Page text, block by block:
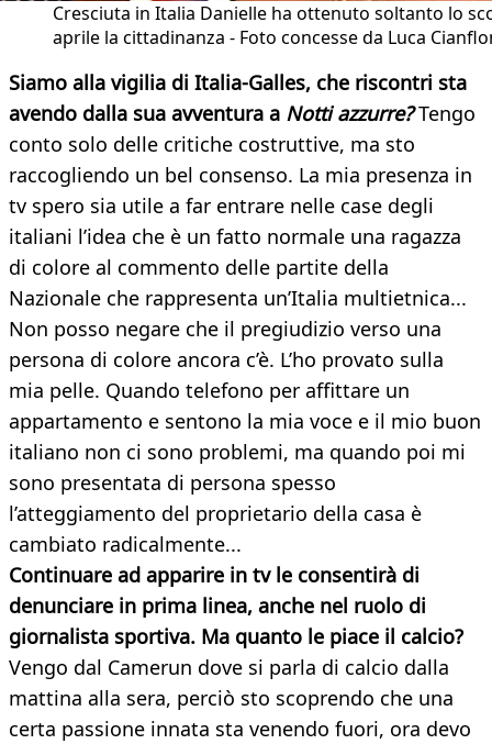
Cresciuta in Italia Danielle ha ottenuto soltanto lo
aprile la cittadinanza - Foto concesse da Luca
Siamo alla vigilia di Italia-Galles, che riscontri sta
avendo dalla sua avventura a Notti azzurre?Tengo
conto solo delle critiche costruttive, ma sto
raccogliendo un bel consenso. La mia presenza in
tv spero sia utile a far entrare nelle case degli
italiani l’idea che è un fatto normale una ragazza
di colore al commento delle partite della
Nazionale che rappresenta un’Italia multietnica...
Non posso negare che il pregiudizio verso una
persona di colore ancora c’è. L’ho provato sulla
mia pelle. Quando telefono per affittare un
appartamento e sentono la mia voce e il mio buon
italiano non ci sono problemi, ma quando poi mi
sono presentata di persona spesso
l’atteggiamento del proprietario della casa è
cambiato radicalmente...
Continuare ad apparire in tv le consentirà di
denunciare in prima linea, anche nel ruolo di
giornalista sportiva. Ma quanto le piace il calcio?
Vengo dal Camerun dove si parla di calcio dalla
mattina alla sera, perciò sto scoprendo che una
certa passione innata sta venendo fuori, ora devo